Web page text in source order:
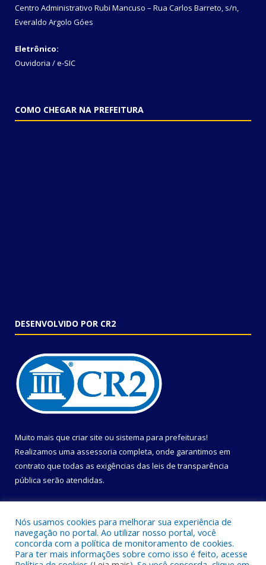
Centro Administrativo Rubi Mancuso – Rua Carlos Barreto, s/n,
Everaldo Argolo Góes
Eletrônico:
Ouvidoria /e-SIC
COMO CHEGAR NA PREFEITURA
DESENVOLVIDO POR CR2
Muito mais que criar site ou sistema para prefeituras!
Realizamos uma assessoria completa, onde garantimos em
contrato que todas as exigências das leis de transparência
pública serão atendidas.
Nós usamos cookies para melhorar sua experiência de
navegação no portal. Ao utilizar nosso portal, você
concorda com a política de monitoramento de cookies.
Para ter mais informações sobre como isso é feito, acesse